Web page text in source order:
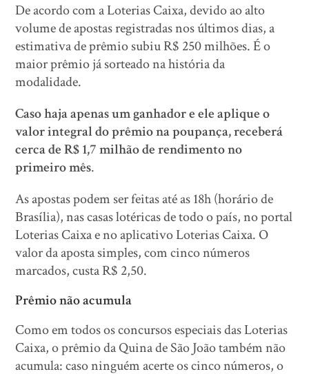
De acordo com a Loterias Caixa, devido ao alto
volume de apostas registradas nos últimos dias, a
estimativa de prêmio subiu R$ 250 milhões. É o
maior prêmio já sorteado na história da
modalidade.
Caso haja apenas um ganhador e ele aplique o
valor integral do prêmio na poupança, receberá
cerca de R$ 1,7 milhão de rendimento no
primeiro mês.
As apostas podem ser feitas até as 18h (horário de
Brasília), nas casas lotéricas de todo o país, no portal
Loterias Caixa e no aplicativo Loterias Caixa. O
valor da aposta simples, com cinco números
marcados, custa R$ 2,50.
Prêmio não acumula
Como em todos os concursos especiais das Loterias
Caixa, o prêmio da Quina de São João também não
acumula: caso ninguém acerte os cinco números, o